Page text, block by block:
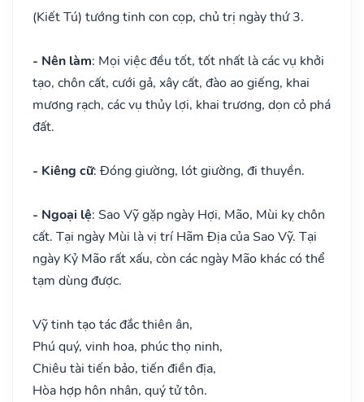
(Kiết Tú) tướng tinh con cọp, chủ trị ngày thứ 3.
- Nên làm: Mọi việc đều tốt, tốt nhất là các vụ khởi
tạo, chôn cất, cưới gả, xây cất, đào ao giếng, khai
mương rạch, các vụ thủy lợi, khai trương, dọn cỏ phá
đất.
- Kiêng cữ: Đóng giường, lót giường, đi thuyền.
- Ngoại lệ: Sao Vỹ gặp ngày Hợi, Mão, Mùi kỵ chôn
cất. Tại ngày Mùi là vị trí Hãm Địa của Sao Vỹ. Tại
ngày Kỷ Mão rất xấu, còn các ngày Mão khác có thể
tạm dùng được.
Vỹ tinh tạo tác đắc thiên ân,
Phú quý, vinh hoa, phúc thọ ninh,
Chiêu tài tiến bảo, tiến điền địa,
Hòa hợp hôn nhân, quý tử tôn.